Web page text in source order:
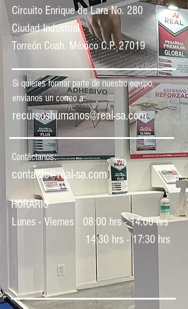
Lunes - Viernes 08:00 hrs - 14:00 hrs
14:30 hrs - 17:30 hrs
HORARIO
Si quieres formar parte de nuestro equipo,
envíanos un correo a:
recursoshumanos@real-sa.com
Contáctanos:
contacto@real-sa.com
Circuito Enrique de Lara No. 280
Ciudad Industrial
Torreón Coah. MéxicoC.P. 27019